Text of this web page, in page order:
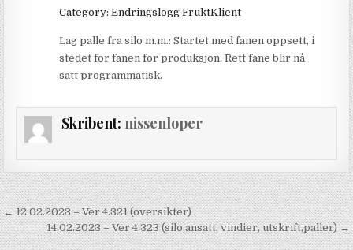
Category: Endringslogg FruktKlient
Lag palle fra silo m.m.: Startet med fanen oppsett, i
stedet for fanen for produksjon. Rett fane blir nå
satt programmatisk.
Skribent: nissenloper
Innleggsnavigasjon
← 12.02.2023 – Ver 4.321 (oversikter)
14.02.2023 – Ver 4.323 (silo,ansatt, vindier, utskrift,paller) →